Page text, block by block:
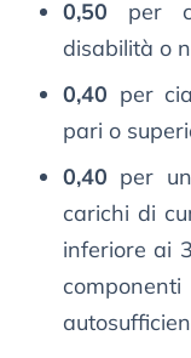
0,50 per
disabilità o
0,40 per
pari o
0,40 per
carichi di
inferiore ai